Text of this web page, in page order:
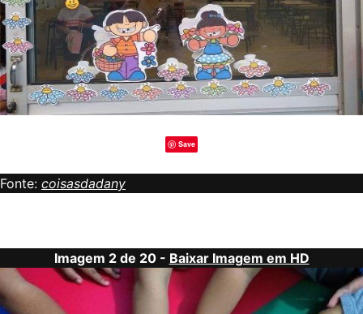
Save
Fonte: coisasdadany
Imagem 2 de 20 - Baixar Imagem em HD